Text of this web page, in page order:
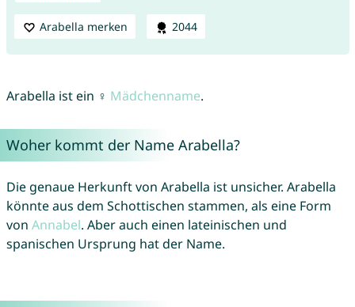
Arabella merken 2044
Arabella ist ein ♀ Mädchenname.
Woher kommt der Name Arabella?
Die genaue Herkunft von Arabella ist unsicher. Arabella
könnte aus dem Schottischen stammen, als eine Form
von Annabel. Aber auch einen lateinischen und
spanischen Ursprung hat der Name.